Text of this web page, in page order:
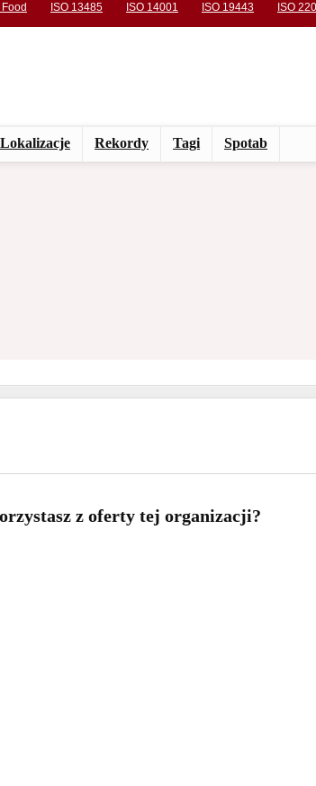
Food ISO 13485 ISO 14001 ISO 19443 ISO
Lokalizacje Rekordy Tagi Spotab
z oferty tej organizacji?